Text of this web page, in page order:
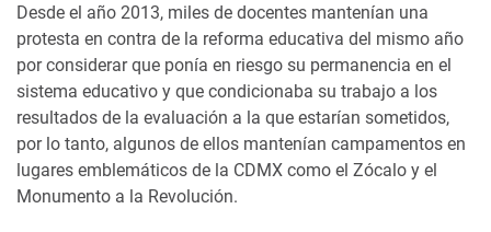
Desde el año 2013, miles de docentes mantenían una
protesta en contra de la reforma educativa del mismo año
por considerar que ponía en riesgo su permanencia en el
sistema educativo y que condicionaba su trabajo a los
resultados de la evaluación a la que estarían sometidos,
por lo tanto, algunos de ellos mantenían campamentos en
lugares emblemáticos de la CDMX como el Zócalo y el
Monumento a la Revolución.